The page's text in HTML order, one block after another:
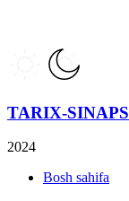
TARIX-SINAPS
2024
Bosh sahifa